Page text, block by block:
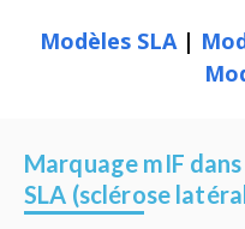
Modèles SLA|
Marquage mIF
SLA (sclérose